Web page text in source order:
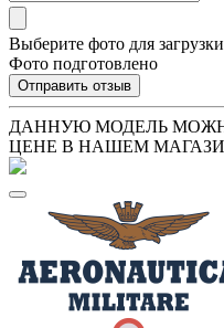
Выберите фото для загрузки
Фото подготовлено
Отправить отзыв
ДАННУЮ МОДЕЛЬ
ЦЕНЕ В НАШЕМ